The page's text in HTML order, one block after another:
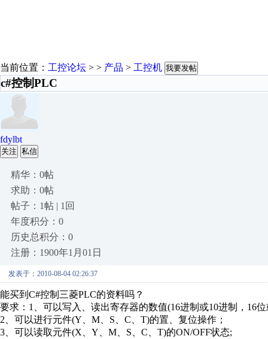
当前位置： 工控论坛 > > 产品 > 工控机 我要发帖
c#控制PLC
fdylbt
关注 私信
精华：0帖
求助：0帖
帖子：1帖 | 1回
年度积分：0
历史总积分：0
注册：1900年1月01日
发表于：2010-08-04 02:26:37
能买到C#控制三菱PLC的资料吗？
要求：1、可以写入、读出寄存器的数值(16进制或10进制，16
2、可以进行元件(Y、M、S、C、T)的置、复位操作；
3、可以读取元件(X、Y、M、S、C、T)的ON/OFF状态;